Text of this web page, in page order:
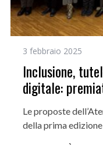
3 febbraio 2025
Inclusione,
digitale:
Le proposte
della prima